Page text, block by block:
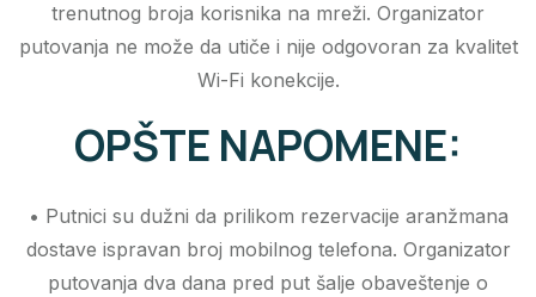
trenutnog broja korisnika na mreži. Organizator
putovanja ne može da utiče i nije odgovoran za kvalitet
Wi-Fi konekcije.
OPŠTE NAPOMENE:
• Putnici su dužni da prilikom rezervacije aranžmana
dostave ispravan broj mobilnog telefona. Organizator
putovanja dva dana pred put šalje obaveštenje o